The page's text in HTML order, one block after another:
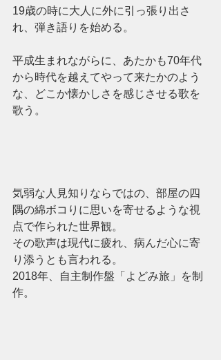
19歳の時に大人に外に引っ張り出さ
れ、弾き語りを始める。
平成生まれながらに、あたかも70年代
から時代を越えてやって来たかのよう
な、どこか懐かしさを感じさせる歌を
歌う。
気弱な人見知りならではの、部屋の四
隅の綿ボコりに思いを寄せるような視
点で作られた世界観。
その歌声は現代に疲れ、病んだ心に寄
り添うとも言われる。
2018年、自主制作盤「よどみ旅」を制
作。